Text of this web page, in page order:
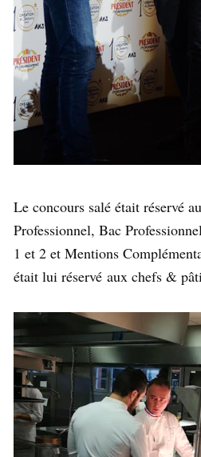
Le concours salé était réservé
Professionnel, Bac
1 et 2 et Mentions
était lui réservé aux chefs &